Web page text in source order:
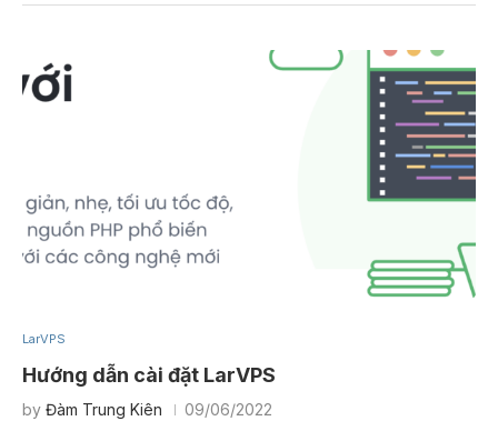
LarVPS
Hướng dẫn cài đặt LarVPS
by Đàm Trung Kiên 09/06/2022